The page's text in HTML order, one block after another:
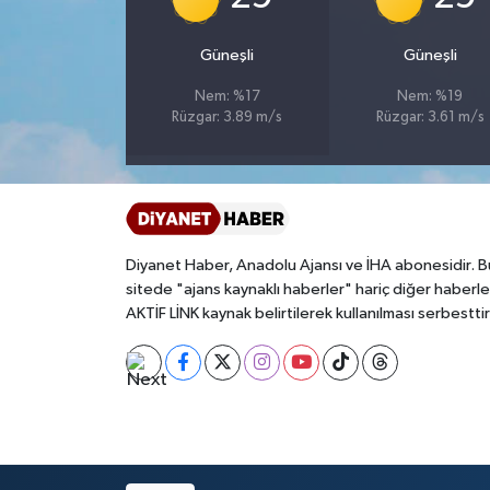
Güneşli
Nem: %17
Rüzgar: 3.89 m/s
Güneşli
Nem: %19
Rüzgar: 3.61 m/s
Diyanet Haber, Anadolu Ajansı ve İHA abonesidir.
sitede "ajans kaynaklı haberler" hariç diğer
AKTİF LİNK kaynak belirtilerek kullanılması
Bitlis Müftülüğü
Bolu Müftülüğü
Burdur Müftülüğü
Bursa Müftülüğü
Çanakkale Müftülüğü
Çorum Müftülüğü
Ekonomi
Duyurular
Podcast
Biyografiler